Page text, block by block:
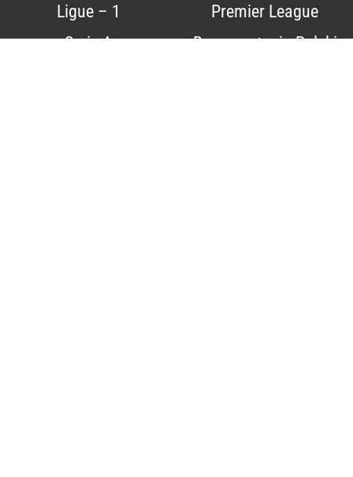
Ligue – 1
Premier League
Serie A
Reprezentacja Polski